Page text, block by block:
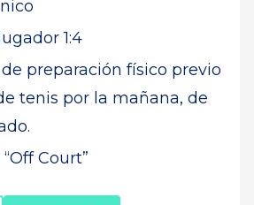
1:4
preparación físico previo
tenis por la mañana, de
Court”